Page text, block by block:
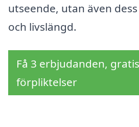
utseende, utan även
och livslängd.
Få 3 erbjudanden,
förpliktelser